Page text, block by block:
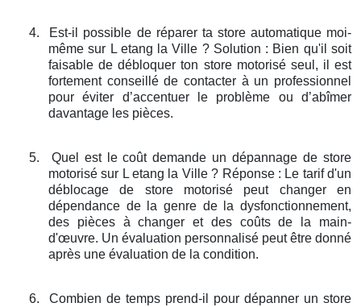
4.
Est-il possible de réparer ta store automatique moi-
même sur L etang la Ville ? Solution : Bien qu'il soit
faisable de débloquer ton store motorisé seul, il est
fortement conseillé de contacter à un professionnel
pour éviter d’accentuer le problème ou d’abîmer
davantage les pièces.
5.
Quel est le coût demande un dépannage de store
motorisé sur L etang la Ville ? Réponse : Le tarif d'un
déblocage de store motorisé peut changer en
dépendance de la genre de la dysfonctionnement,
des pièces à changer et des coûts de la main-
d'œuvre. Un évaluation personnalisé peut être donné
après une évaluation de la condition.
6.
Combien de temps prend-il pour dépanner un store